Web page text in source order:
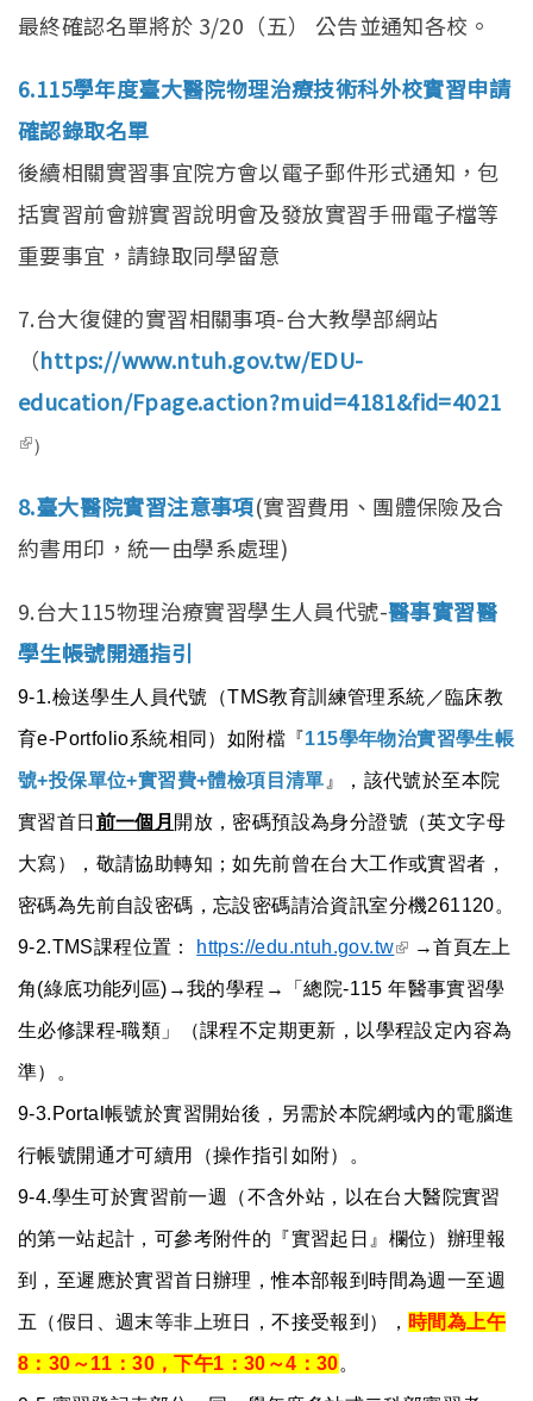
最終確認名單將於 3/20（五） 公告並通知各校。
6.115學年度臺大醫院物理治療技術科外校實習申請
確認錄取名單
後續相關實習事宜院方會以電子郵件形式通知，包
括實習前會辦實習說明會及發放實習手冊電子檔等
重要事宜，請錄取同學留意
7.台大復健的實習相關事項-台大教學部網站
（https://www.ntuh.gov.tw/EDU-
education/Fpage.action?muid=4181&fid=4021
(link is external)
）
8.臺大醫院實習注意事項(實習費用、團體保險及合
約書用印，統一由學系處理)
9.台大115物理治療實習學生人員代號-醫事實習醫
學生帳號開通指引
9-1.檢送學生人員代號（TMS教育訓練管理系統／臨床教
育e-Portfolio系統相同）如附檔『115學年物治實習學生帳
號+投保單位+實習費+體檢項目清單 』，該代號於至本院
實習首日 前一個月 開放，密碼預設為身分證號（英文字母
大寫），敬請協助轉知；如先前曾在台大工作或實習者，
密碼為先前自設密碼，忘設密碼請洽資訊室分機261120。
9-2.TMS課程位置： https://edu.ntuh.gov.tw(link is
external)
→首頁左上
角(綠底功能列區)→我的學程→「總院-115 年醫事實習學
生必修課程-職類」（課程不定期更新，以學程設定內容為
準）。
9-3.Portal 帳號於實習開始後，另需於本院網域內的電腦進
行帳號開通才可續用（操作指引如附）。
9-4.學生可於實習前一週（不含外站，以在台大醫院實習
的第一站起計，可參考附件的『實習起日』欄位）辦理報
到，至遲應於實習首日辦理，惟本部報到時間為週一至週
五（假日、週末等非上班日，不接受報到）， 時間為上午
8：30～11：30，下午1：30～4：30。